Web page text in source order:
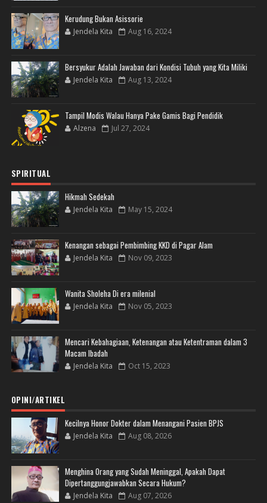
Kerudung Bukan Asissorie
Jendela Kita Aug 16, 2024
Bersyukur Adalah Jawaban dari Kondisi Tubuh yang Kita Miliki
Jendela Kita Aug 13, 2024
Tampil Modis Walau Hanya Pake Gamis Bagi Pendidik
Alzena Jul 27, 2024
SPIRITUAL
Hikmah Sedekah
Jendela Kita May 15, 2024
Kenangan sebagai Pembimbing KKD di Pagar Alam
Jendela Kita Nov 09, 2023
Wanita Sholeha Di era milenial
Jendela Kita Nov 05, 2023
Mencari Kebahagiaan, Ketenangan atau Ketentraman dalam 3
Macam Ibadah
Jendela Kita Oct 15, 2023
OPINI/ARTIKEL
Kecilnya Honor Dokter dalam Menangani Pasien BPJS
Jendela Kita Aug 08, 2026
Menghina Orang yang Sudah Meninggal, Apakah Dapat
Dipertanggungjawabkan Secara Hukum?
Jendela Kita Aug 07, 2026